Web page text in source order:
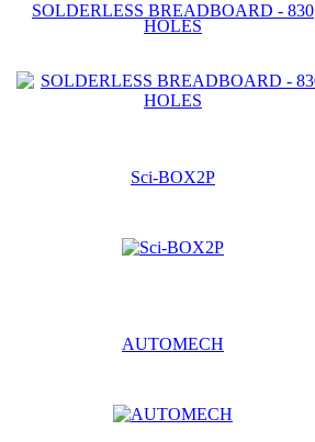
SOLDERLESS BREADBOARD - 830
HOLES
Sci-BOX2P
AUTOMECH